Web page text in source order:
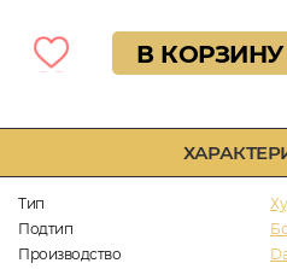
Тип
Подтип
Производство
В КОРЗИНУ